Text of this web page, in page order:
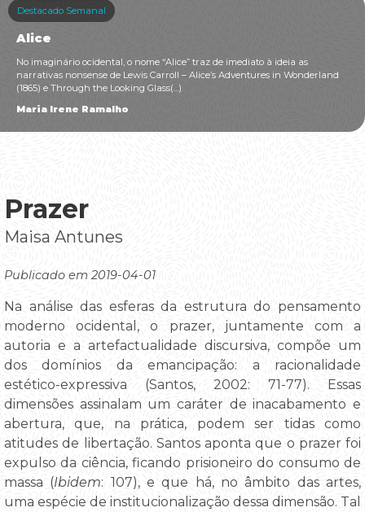
Destacado Semanal
Alice
No imaginário ocidental, o nome “Alice” traz de imediato à ideia as
narrativas nonsense de Lewis Carroll – Alice’s Adventures in Wonderland
(1865) e Through the Looking Glass(...)
Maria Irene Ramalho
Prazer
Maisa Antunes
Publicado em 2019-04-01
Na análise das esferas da estrutura do pensamento
moderno ocidental, o prazer, juntamente com a
autoria e a artefactualidade discursiva, compõe um
dos domínios da emancipação: a racionalidade
estético-expressiva (Santos, 2002: 71-77). Essas
dimensões assinalam um caráter de inacabamento e
abertura, que, na prática, podem ser tidas como
atitudes de libertação. Santos aponta que o prazer foi
expulso da ciência, ficando prisioneiro do consumo de
massa (Ibidem: 107), e que há, no âmbito das artes,
uma espécie de institucionalização dessa dimensão. Tal